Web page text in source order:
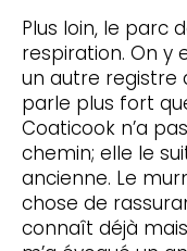
Plus loin, le parc
respiration. On y
un autre registre
parle plus fort
Coaticook n’a
chemin; elle le
ancienne. Le
chose de
connaît déjà